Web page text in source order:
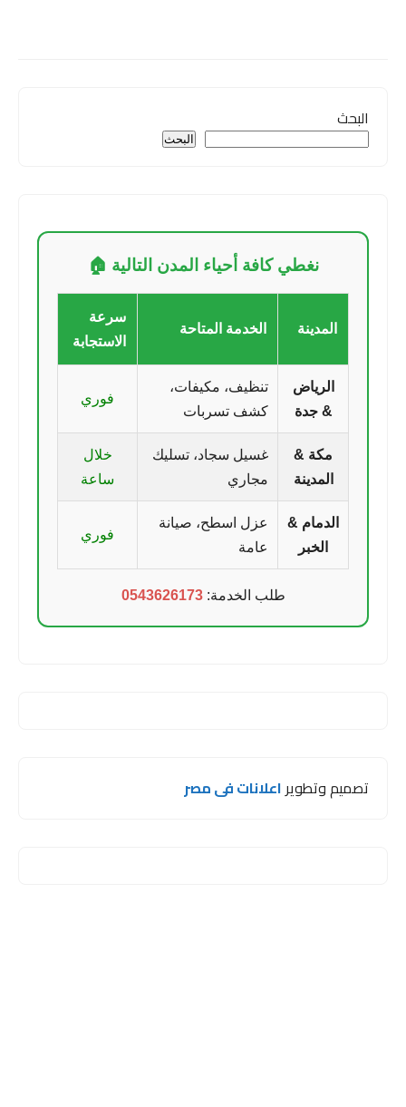
البحث
البحث
نغطي كافة أحياء المدن التالية 🏠
المدينة الخدمة المتاحة
سرعة
الاستجابة
الرياض
& جدة
تنظيف، مكيفات،
كشف تسربات
فوري
مكة &
المدينة
غسيل سجاد، تسليك
مجاري
خلال
ساعة
الدمام &
الخبر
عزل اسطح، صيانة
عامة
فوري
طلب الخدمة:0543626173
تصميم وتطويراعلانات فى مصر